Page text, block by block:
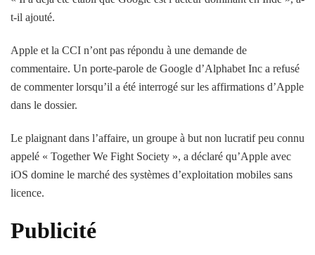
t-il ajouté.
Apple et la CCI n’ont pas répondu à une demande de
commentaire. Un porte-parole de Google d’Alphabet Inc a refusé
de commenter lorsqu’il a été interrogé sur les affirmations d’Apple
dans le dossier.
Le plaignant dans l’affaire, un groupe à but non lucratif peu connu
appelé « Together We Fight Society », a déclaré qu’Apple avec
iOS domine le marché des systèmes d’exploitation mobiles sans
licence.
Publicité